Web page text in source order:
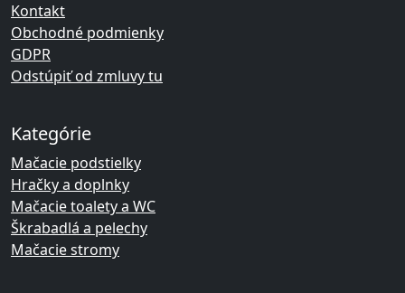
Kontakt
Obchodné podmienky
GDPR
Odstúpiť od zmluvy tu
Kategórie
Mačacie podstielky
Hračky a doplnky
Mačacie toalety a WC
Škrabadlá a pelechy
Mačacie stromy